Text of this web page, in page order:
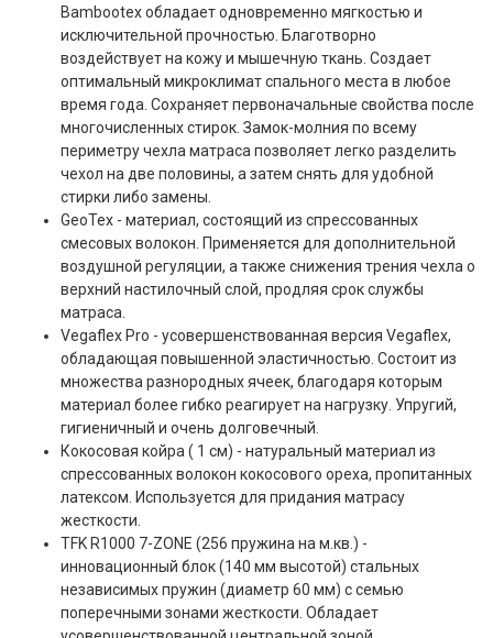
Bambootex обладает одновременно мягкостью и
исключительной прочностью. Благотворно
воздействует на кожу и мышечную ткань. Создает
оптимальный микроклимат спального места в любое
время года. Сохраняет первоначальные свойства после
многочисленных стирок. Замок-молния по всему
периметру чехла матраса позволяет легко разделить
чехол на две половины, а затем снять для удобной
стирки либо замены.
GeoTex - материал, состоящий из спрессованных
смесовых волокон. Применяется для дополнительной
воздушной регуляции, а также снижения трения чехла о
верхний настилочный слой, продляя срок службы
матраса.
Vegaflex Pro - усовершенствованная версия Vegaflex,
обладающая повышенной эластичностью. Состоит из
множества разнородных ячеек, благодаря которым
материал более гибко реагирует на нагрузку. Упругий,
гигиеничный и очень долговечный.
Кокосовая койра ( 1 см) - натуральный материал из
спрессованных волокон кокосового ореха, пропитанных
латексом. Используется для придания матрасу
жесткости.
TFK R1000 7-ZONE (256 пружина на м.кв.) -
инновационный блок (140 мм высотой) стальных
независимых пружин (диаметр 60 мм) с семью
поперечными зонами жесткости. Обладает